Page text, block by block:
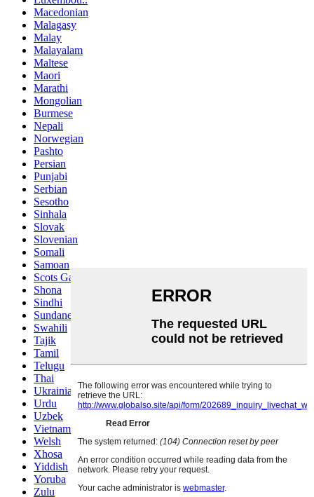
Macedonian
Malagasy
Malay
Malayalam
Maltese
Maori
Marathi
Mongolian
Burmese
Nepali
Norwegian
Pashto
Persian
Punjabi
Serbian
Sesotho
Sinhala
Slovak
Slovenian
Somali
Samoan
Scots Gaelic
Shona
Sindhi
Sundanese
Swahili
Tajik
Tamil
Telugu
Thai
Ukrainian
Urdu
Uzbek
Vietnamese
Welsh
Xhosa
Yiddish
Yoruba
Zulu